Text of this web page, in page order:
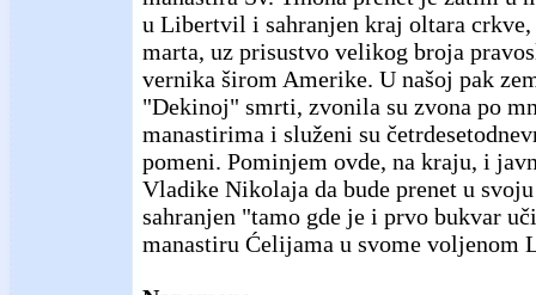
u Libertvil i sahranjen kraj oltara
marta, uz prisustvo velikog broja
vernika širom Amerike. U našoj pak
"Dekinoj" smrti, zvonila su zvona po
manastirima i služeni su
pomeni. Pominjem ovde, na kraju, i
Vladike Nikolaja da bude prenet u
sahranjen "tamo gde je i prvo bukvar
manastiru Ćelijama u svome voljenom